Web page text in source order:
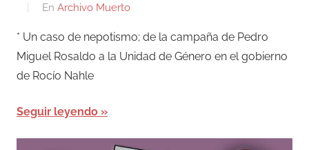
En Archivo Muerto
* Un caso de nepotismo; de la campaña de Pedro
Miguel Rosaldo a la Unidad de Género en el gobierno
de Rocío Nahle
Seguir leyendo